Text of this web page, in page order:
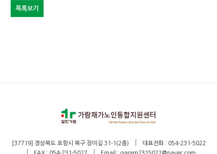
목록보기
[37719] 경상북도 포항시 북구 장미길 31-1(2층) 대표전화 : 054-231-5022